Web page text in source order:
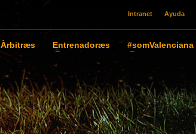
Intranet Ayuda
Àrbitræs Entrenadoræs #somValenciana